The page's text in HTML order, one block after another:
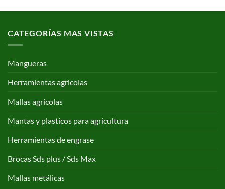
CATEGORÍAS MAS VISTAS
Mangueras
Herramientas agricolas
Mallas agricolas
Mantas y plasticos para agricultura
Herramientas de engrase
Brocas Sds plus / Sds Max
Mallas metálicas